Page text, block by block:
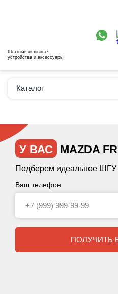
Штатные головные
устройства и аксессуары
Каталог
У ВАС MAZDA
Подберем идеальное ШГУ
Ваш телефон
ПОЛУЧИТЬ